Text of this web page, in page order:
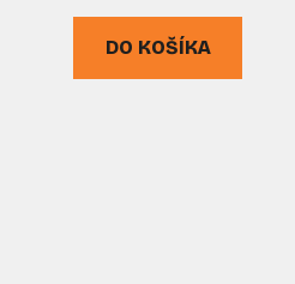
DO KOŠÍKA